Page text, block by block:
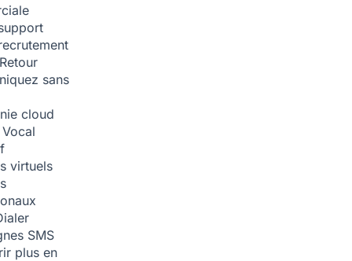
Retour
sans
cloud
virtuels
SMS
plus en